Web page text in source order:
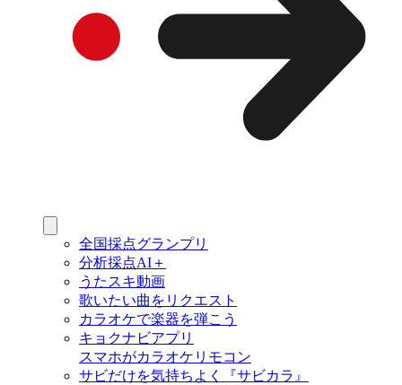
全国採点グランプリ
分析採点AI＋
うたスキ動画
歌いたい曲をリクエスト
カラオケで楽器を弾こう
キョクナビアプリ
スマホがカラオケリモコン
サビだけを気持ちよく『サビカラ』